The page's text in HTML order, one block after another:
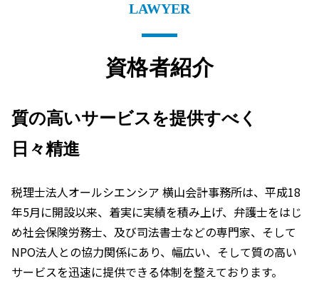
LAWYER
資格者紹介
質の高いサービスを提供すべく
日々精進
税理士法人オールシエンシア 横山会計事務所は、平成18
年5月に開設以来、着実に実績を積み上げ、弁護士をはじ
め社会保険労務士、及び司法書士などの専門家、そして
NPO法人との協力関係にあり、幅広い、そして質の高い
サービスを迅速に提供できる体制を整えております。